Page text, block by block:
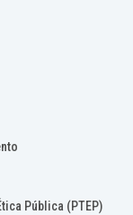
Pública (PTEP)